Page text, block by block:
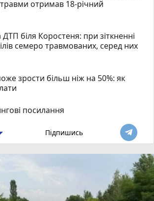
отримав 18-річний
біля Коростеня: при зіткненні
семеро травмованих, серед них
зрости більш ніж на 50%: як
посилання
Підпишись